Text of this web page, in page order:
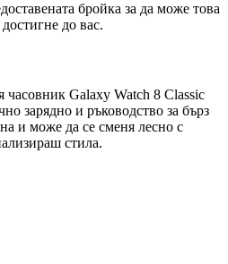
бройка за да може това
до вас.
Galaxy Watch 8 Classic
зарядно и ръководство за бърз
и може да се сменя лесно с
стила.